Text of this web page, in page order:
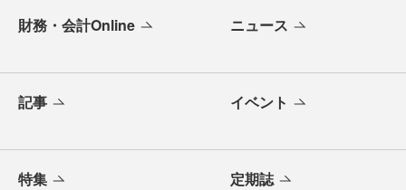
財務・会計Online ニュース
記事 イベント
特集 定期誌